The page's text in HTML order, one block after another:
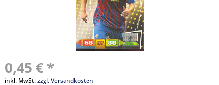
0,45 € *
inkl. MwSt.zzgl. Versandkosten